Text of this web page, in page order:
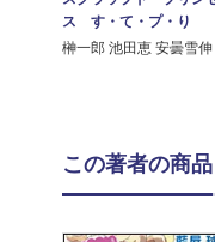
ス す・て・プ・り
榊一郎 池田恵 安曇雪伸
この著者の商品